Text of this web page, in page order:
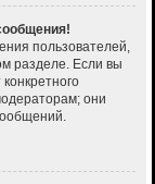
пользователей,
разделе. Если вы
они